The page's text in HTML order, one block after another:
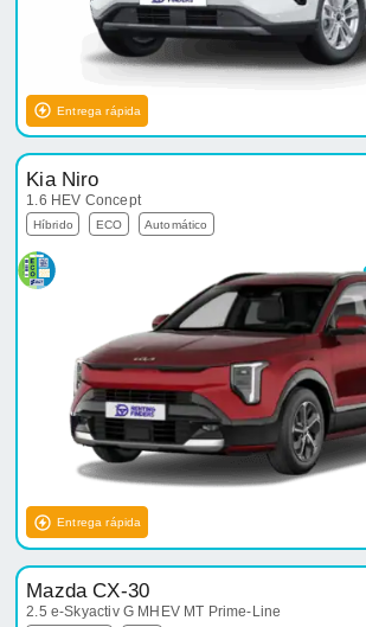
Entrega rápida
Kia Niro
1.6 HEV Concept
Híbrido ECO Automático
Entrega rápida
Mazda CX-30
2.5 e-Skyactiv G MHEV MT Prime-Line